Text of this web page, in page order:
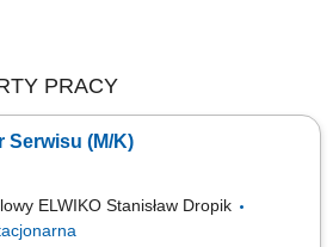
PRACY
Serwisu (M/K)
ELWIKO Stanisław Dropik